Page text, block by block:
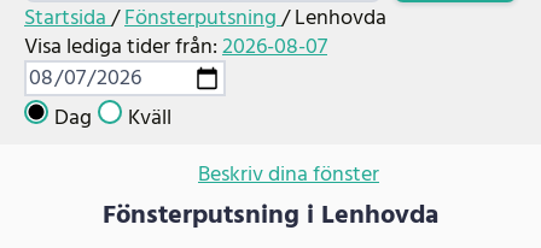
Startsida/Fönsterputsning/Lenhovda
Visa lediga tider från:2026-08-07
Dag
Kväll
Beskriv dina fönster
Fönsterputsning i Lenhovda